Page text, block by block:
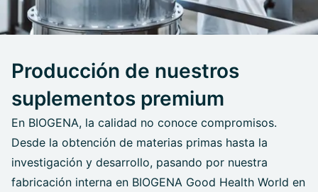
Producción de nuestros
suplementos premium
En BIOGENA, la calidad no conoce compromisos.
Desde la obtención de materias primas hasta la
investigación y desarrollo, pasando por nuestra
fabricación interna en BIOGENA Good Health World en